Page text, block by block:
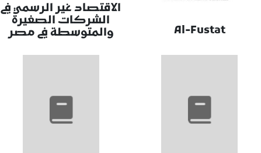
Al-Fustat
الاقتصاد غير الرسمي في
الشركات الصغيرة
والمتوسطة في مصر